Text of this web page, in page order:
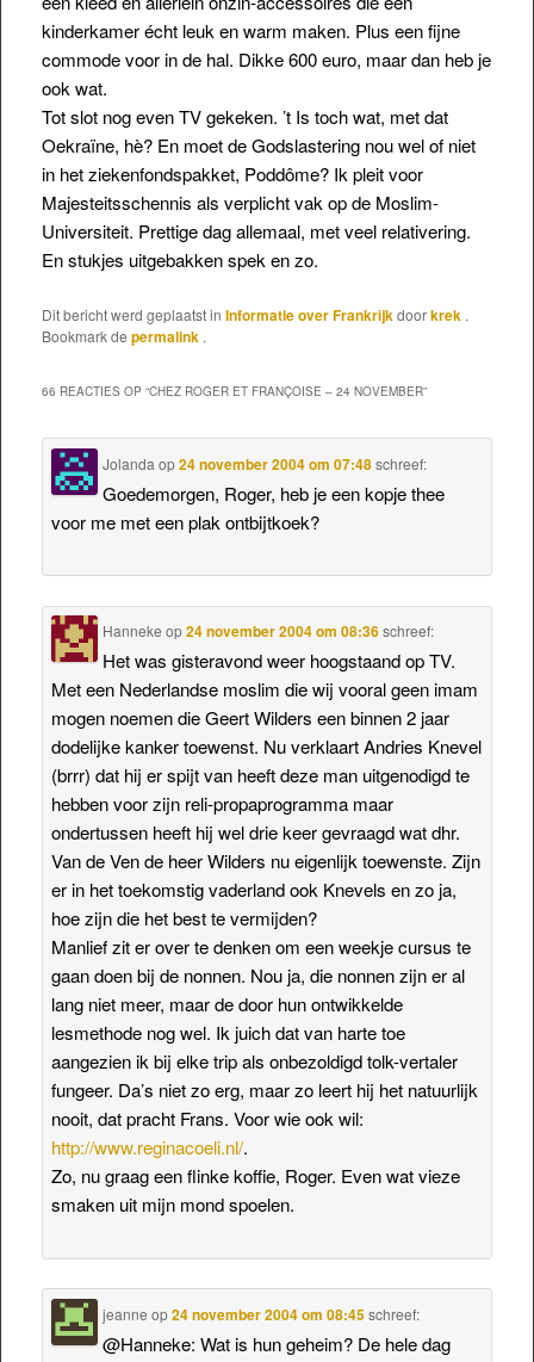
kinderkamer écht leuk en warm maken. Plus een fijne
commode voor in de hal. Dikke 600 euro, maar dan heb je
ook wat.
Tot slot nog even TV gekeken. ’t Is toch wat, met dat
Oekraïne, hè? En moet de Godslastering nou wel of niet
in het ziekenfondspakket, Poddôme? Ik pleit voor
Majesteitsschennis als verplicht vak op de Moslim-
Universiteit. Prettige dag allemaal, met veel relativering.
En stukjes uitgebakken spek en zo.
Dit bericht werd geplaatst in Informatie over Frankrijkdoorkrek .
Bookmark de permalink .
66 REACTIES OP “CHEZ ROGER ET FRANÇOISE – 24 NOVEMBER”
Jolanda op24 november 2004 om 07:48 schreef:
Goedemorgen, Roger, heb je een kopje thee
voor me met een plak ontbijtkoek?
Hanneke op24 november 2004 om 08:36 schreef:
Het was gisteravond weer hoogstaand op TV.
Met een Nederlandse moslim die wij vooral geen imam
mogen noemen die Geert Wilders een binnen 2 jaar
dodelijke kanker toewenst. Nu verklaart Andries Knevel
(brrr) dat hij er spijt van heeft deze man uitgenodigd te
hebben voor zijn reli-propaprogramma maar
ondertussen heeft hij wel drie keer gevraagd wat dhr.
Van de Ven de heer Wilders nu eigenlijk toewenste. Zijn
er in het toekomstig vaderland ook Knevels en zo ja,
hoe zijn die het best te vermijden?
Manlief zit er over te denken om een weekje cursus te
gaan doen bij de nonnen. Nou ja, die nonnen zijn er al
lang niet meer, maar de door hun ontwikkelde
lesmethode nog wel. Ik juich dat van harte toe
aangezien ik bij elke trip als onbezoldigd tolk-vertaler
fungeer. Da’s niet zo erg, maar zo leert hij het natuurlijk
nooit, dat pracht Frans. Voor wie ook wil:
http://www.reginacoeli.nl/.
Zo, nu graag een flinke koffie, Roger. Even wat vieze
smaken uit mijn mond spoelen.
jeanne op24 november 2004 om 08:45 schreef:
@Hanneke: Wat is hun geheim? De hele dag